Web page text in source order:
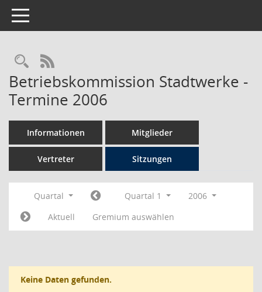
Toggle navigation
Rechercheauswahl
RSS-Feed
Betriebskommission Stadtwerke -
Termine 2006
Informationen Mitglieder
Vertreter Sitzungen
Quartal Quartal 1
2006
Aktuell
Gremium auswählen
Keine Daten gefunden.